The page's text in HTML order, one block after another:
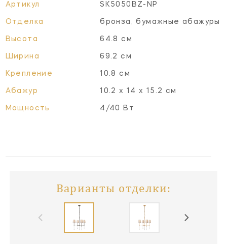
Артикул SK5050BZ-NP
Отделка бронза, бумажные абажуры
Высота 64.8 см
Ширина 69.2 см
Крепление 10.8 см
Абажур 10.2 х 14 х 15.2 см
Мощность 4/40 Вт
Варианты отделки: